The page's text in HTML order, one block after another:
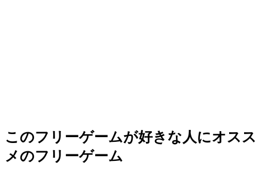
このフリーゲームが好きな人にオスス
メのフリーゲーム